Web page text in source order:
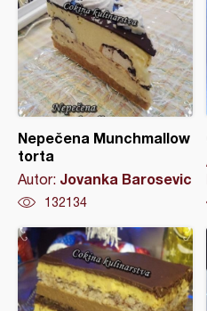
Nepečena Munchmallow
torta
Autor: Jovanka Barosevic
132134